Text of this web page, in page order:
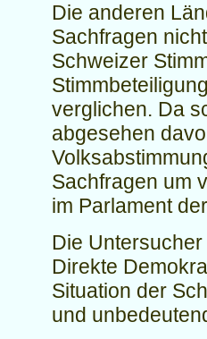
Die anderen
Sachfragen
Schweizer
verglichen. Da
abgesehen
Sachfragen um
im Parlament
Die
Direkte
Situation der
und